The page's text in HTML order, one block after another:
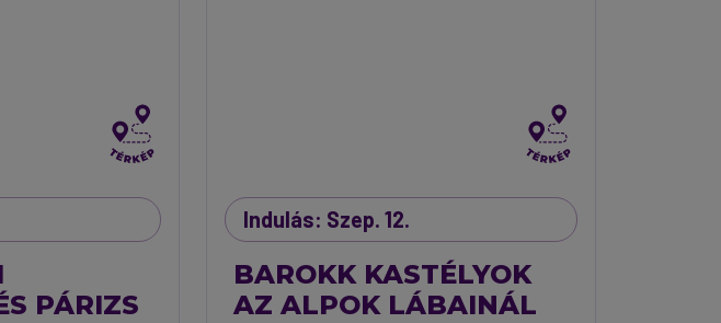
PÁRIZS
Indulás: Szep. 12.
BAROKK KASTÉLYOK
AZ ALPOK LÁBAINÁL